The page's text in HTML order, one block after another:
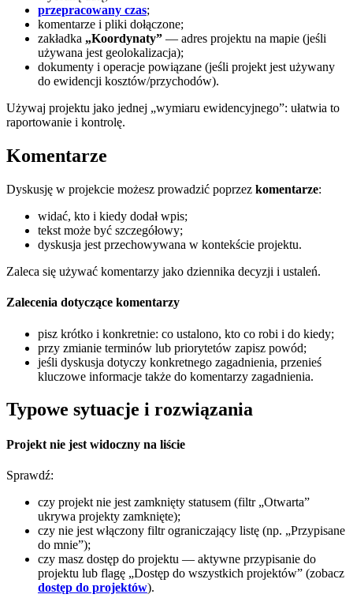
przepracowany czas;
komentarze i pliki dołączone;
zakładka „Koordynaty” — adres projektu na mapie (jeśli
używana jest geolokalizacja);
dokumenty i operacje powiązane (jeśli projekt jest używany
do ewidencji kosztów/przychodów).
Używaj projektu jako jednej „wymiaru ewidencyjnego”: ułatwia to
raportowanie i kontrolę.
Komentarze
Dyskusję w projekcie możesz prowadzić poprzez komentarze:
widać, kto i kiedy dodał wpis;
tekst może być szczegółowy;
dyskusja jest przechowywana w kontekście projektu.
Zaleca się używać komentarzy jako dziennika decyzji i ustaleń.
Zalecenia dotyczące komentarzy
pisz krótko i konkretnie: co ustalono, kto co robi i do kiedy;
przy zmianie terminów lub priorytetów zapisz powód;
jeśli dyskusja dotyczy konkretnego zagadnienia, przenieś
kluczowe informacje także do komentarzy zagadnienia.
Typowe sytuacje i rozwiązania
Projekt nie jest widoczny na liście
Sprawdź:
czy projekt nie jest zamknięty statusem (filtr „Otwarta”
ukrywa projekty zamknięte);
czy nie jest włączony filtr ograniczający listę (np. „Przypisane
do mnie”);
czy masz dostęp do projektu — aktywne przypisanie do
projektu lub flagę „Dostęp do wszystkich projektów” (zobacz
dostęp do projektów).